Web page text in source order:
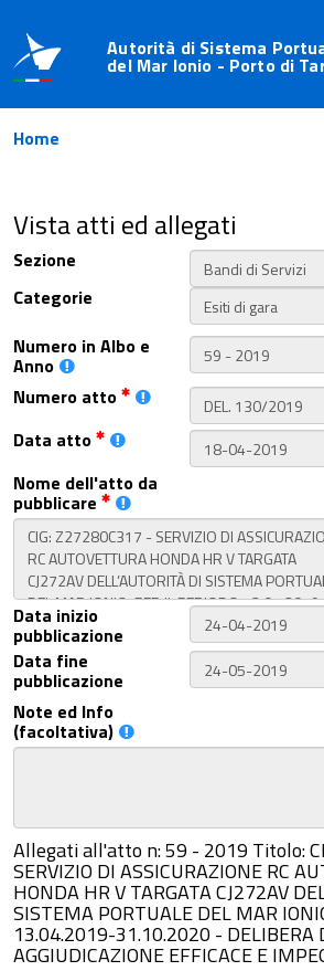
Autorità di Sistema
del Mar Ionio - Porto di
Home
Vista atti ed allegati
Sezione
Categorie
Numero in Albo e
Anno
Numero atto
Data atto
Nome dell'atto da
pubblicare
Data inizio
pubblicazione
Data fine
pubblicazione
Note ed Info
(facoltativa)
Allegati all'atto n: 59 - 2019 Titolo:
SERVIZIO DI ASSICURAZIONE RC
HONDA HR V TARGATA CJ272AV
SISTEMA PORTUALE DEL MAR
13.04.2019-31.10.2020 - DELIBERA
AGGIUDICAZIONE EFFICACE E